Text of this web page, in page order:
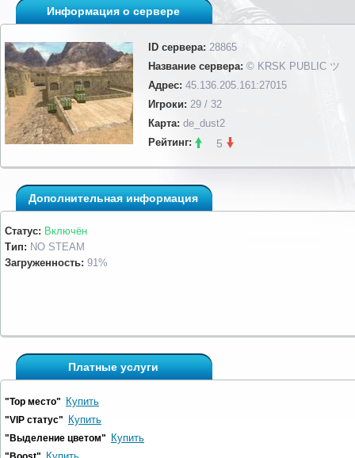
Информация о сервере
ID сервера: 28865
Название сервера: © KRSK PUBLIC ツ
Адрес: 45.136.205.161:27015
Игроки: 29 / 32
Карта: de_dust2
Рейтинг:
5
Дополнительная информация
Статус: Включён
Тип: NO STEAM
Загруженность: 91%
Платные услуги
"Top место" Купить
"VIP статус" Купить
"Выделение цветом" Купить